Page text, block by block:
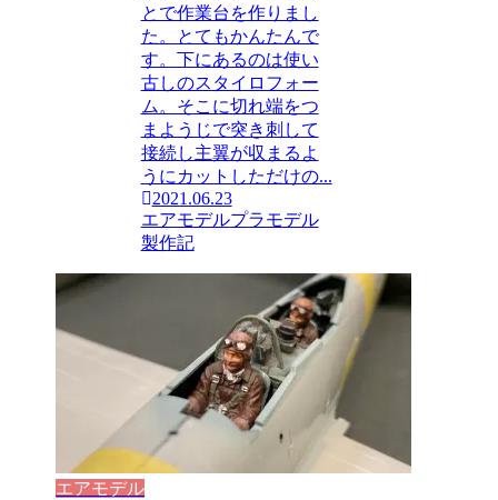
とで作業台を作りまし
た。とてもかんたんで
す。下にあるのは使い
古しのスタイロフォー
ム。そこに切れ端をつ
まようじで突き刺して
接続し主翼が収まるよ
うにカットしただけの...
2021.06.23
エアモデルプラモデル
製作記
エアモデル